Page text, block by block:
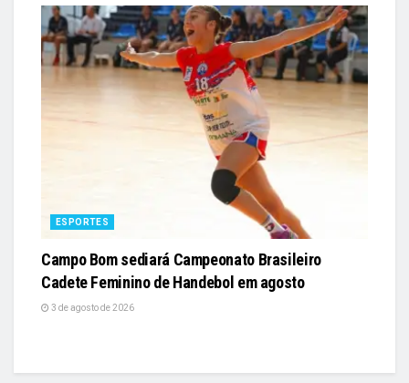
ESPORTES
Campo Bom sediará Campeonato Brasileiro
Cadete Feminino de Handebol em agosto
3 de agosto de 2026